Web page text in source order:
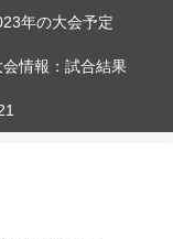
年の大会予定
情報：試合結果